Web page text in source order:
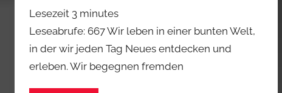
Lesezeit 3 minutes
Leseabrufe: 667 Wir leben in einer bunten Welt,
in der wir jeden Tag Neues entdecken und
erleben. Wir begegnen fremden